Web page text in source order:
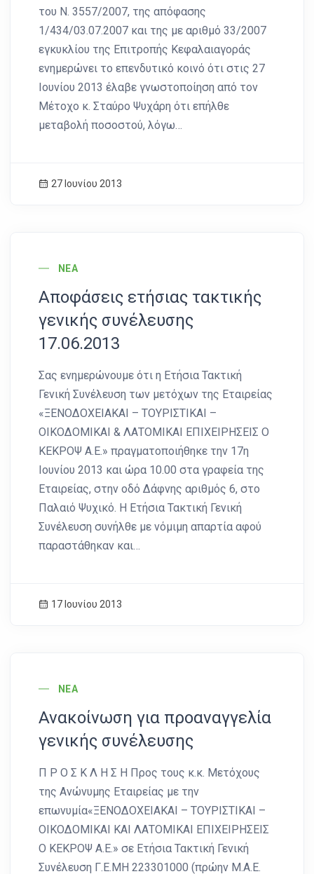
του Ν. 3557/2007, της απόφασης
1/434/03.07.2007 και της με αριθμό 33/2007
εγκυκλίου της Επιτροπής Κεφαλαιαγοράς
ενημερώνει το επενδυτικό κοινό ότι στις 27
Ιουνίου 2013 έλαβε γνωστοποίηση από τον
Μέτοχο κ. Σταύρο Ψυχάρη ότι επήλθε
μεταβολή ποσοστού, λόγω…
27 Ιουνίου 2013
ΝΈΑ
Αποφάσεις ετήσιας τακτικής
γενικής συνέλευσης
17.06.2013
Σας ενημερώνουμε ότι η Ετήσια Τακτική
Γενική Συνέλευση των μετόχων της Εταιρείας
«ΞΕΝΟΔΟΧΕΙΑΚΑΙ – ΤΟΥΡΙΣΤΙΚΑΙ –
ΟΙΚΟΔΟΜΙΚΑΙ & ΛΑΤΟΜΙΚΑΙ ΕΠΙΧΕΙΡΗΣΕΙΣ Ο
ΚΕΚΡΟΨ Α.Ε.» πραγματοποιήθηκε την 17η
Ιουνίου 2013 και ώρα 10.00 στα γραφεία της
Εταιρείας, στην οδό Δάφνης αριθμός 6, στο
Παλαιό Ψυχικό. Η Ετήσια Τακτική Γενική
Συνέλευση συνήλθε με νόμιμη απαρτία αφού
παραστάθηκαν και…
17 Ιουνίου 2013
ΝΈΑ
Ανακοίνωση για προαναγγελία
γενικής συνέλευσης
Π Ρ Ο Σ Κ Λ Η Σ Η Προς τους κ.κ. Μετόχους
της Ανώνυμης Εταιρείας με την
επωνυμία«ΞΕΝΟΔΟΧΕΙΑΚΑΙ – ΤΟΥΡΙΣΤΙΚΑΙ –
ΟΙΚΟΔΟΜΙΚΑΙ ΚΑΙ ΛΑΤΟΜΙΚΑΙ ΕΠΙΧΕΙΡΗΣΕΙΣ
Ο ΚΕΚΡΟΨ Α.Ε.» σε Ετήσια Τακτική Γενική
Συνέλευση Γ.Ε.ΜΗ 223301000 (πρώην Μ.Α.Ε.